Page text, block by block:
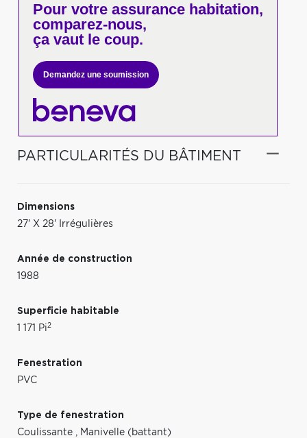
Pour votreassurance habitation,
comparez-nous,
ça vaut le coup.
Demandez une soumission
PARTICULARITÉS DU BÂTIMENT
Dimensions
27' X 28' Irrégulières
Année de construction
1988
Superficie habitable
1 171 Pi2
Fenestration
PVC
Type de fenestration
Coulissante , Manivelle (battant)